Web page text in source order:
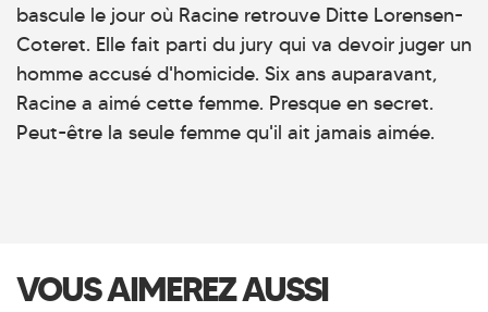
bascule le jour où Racine retrouve Ditte Lorensen-
Coteret. Elle fait parti du jury qui va devoir juger un
homme accusé d'homicide. Six ans auparavant,
Racine a aimé cette femme. Presque en secret.
Peut-être la seule femme qu'il ait jamais aimée.
VOUS AIMEREZ AUSSI